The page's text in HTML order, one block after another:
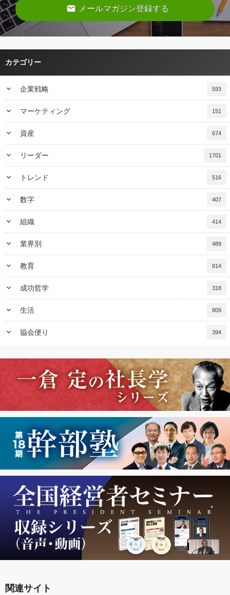
email メールマガジン登録する
カテゴリー
keyboard_arrow_down 企業戦略 593
keyboard_arrow_down マーケティング 151
keyboard_arrow_down 資産 674
keyboard_arrow_down リーダー 1701
keyboard_arrow_down トレンド 516
keyboard_arrow_down 数字 407
keyboard_arrow_down 組織 414
keyboard_arrow_down 業界別 489
keyboard_arrow_down 教育 814
keyboard_arrow_down 成功哲学 318
keyboard_arrow_down 生活 809
keyboard_arrow_down 協会便り 394
関連サイト